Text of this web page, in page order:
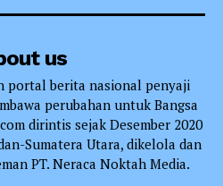
us
portal berita nasional penyaji
perubahan untuk Bangsa
dirintis sejak Desember 2020
Sumatera Utara, dikelola dan
PT. Neraca Noktah Media.